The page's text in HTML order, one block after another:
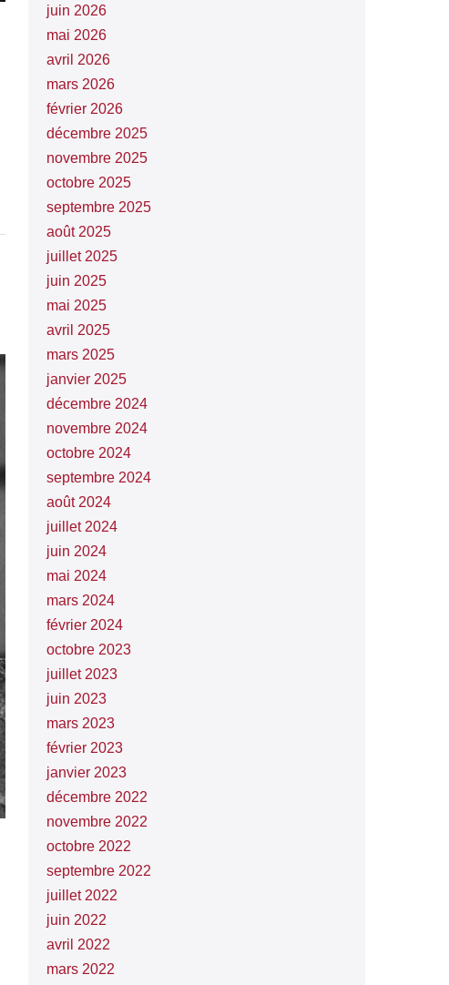
juin 2026
mai 2026
avril 2026
mars 2026
février 2026
décembre 2025
novembre 2025
octobre 2025
septembre 2025
août 2025
juillet 2025
juin 2025
mai 2025
avril 2025
mars 2025
janvier 2025
décembre 2024
novembre 2024
octobre 2024
septembre 2024
août 2024
juillet 2024
juin 2024
mai 2024
mars 2024
février 2024
octobre 2023
juillet 2023
juin 2023
mars 2023
février 2023
janvier 2023
décembre 2022
novembre 2022
octobre 2022
septembre 2022
juillet 2022
juin 2022
avril 2022
mars 2022